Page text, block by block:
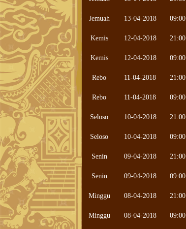
Jemuah 13-04-2018 09:00
Kemis 12-04-2018 21:00
Kemis 12-04-2018 09:00
Rebo 11-04-2018 21:00
Rebo 11-04-2018 09:00
Seloso 10-04-2018 21:00
Seloso 10-04-2018 09:00
Senin 09-04-2018 21:00
Senin 09-04-2018 09:00
Minggu 08-04-2018 21:00
Minggu 08-04-2018 09:00